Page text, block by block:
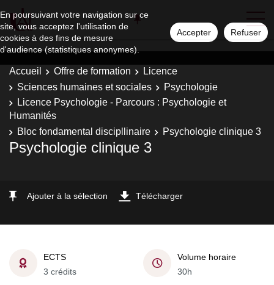
En poursuivant votre navigation sur ce
site, vous acceptez l'utilisation de
cookies à des fins de mesure
d'audience (statistiques anonymes).
Accepter Refuser
Accueil Offre de formation
Licence
Sciences humaines et sociales
Psychologie
Licence Psychologie - Parcours : Psychologie et
Humanités
Bloc fondamental discipllinaire
Psychologie clinique 3
Psychologie clinique 3
Ajouter à la sélection Télécharger
ECTS
3 crédits
Volume horaire
30h